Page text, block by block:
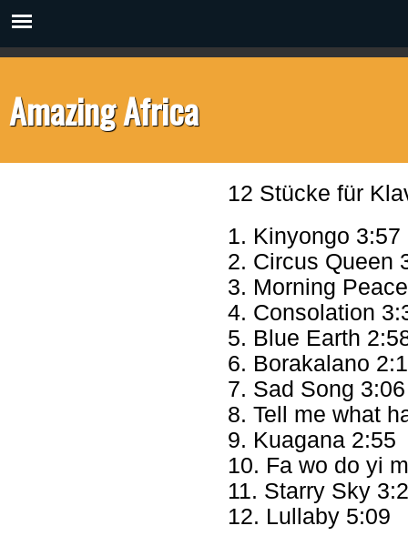
Amazing Africa
12 Stücke für
1. Kinyongo 3:57
2. Circus Queen
3. Morning
4. Consolation
5. Blue Earth
6. Borakalano
7. Sad Song 3:06
8. Tell me what
9. Kuagana 2:55
10. Fa wo do yi
11. Starry Sky
12. Lullaby 5:09